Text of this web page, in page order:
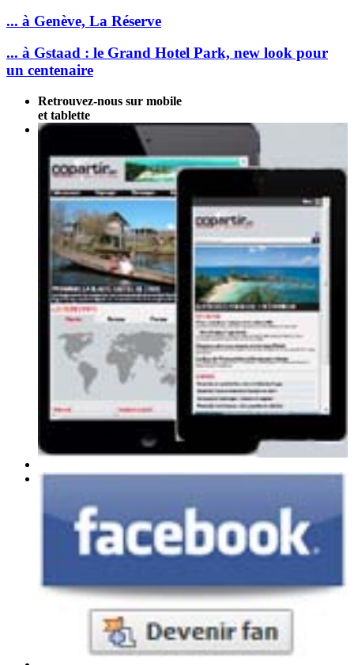
... à Genève, La Réserve
... à Gstaad : le Grand Hotel Park, new look pour
un centenaire
Retrouvez-nous sur mobile
et tablette